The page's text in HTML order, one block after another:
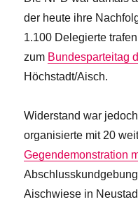
der heute ihre
1.100 Delegierte
zum Bundesparteitag
Höchstadt/Aisch.
Widerstand war
organisierte mit 20
Gegendemonstration
Aischwiese in